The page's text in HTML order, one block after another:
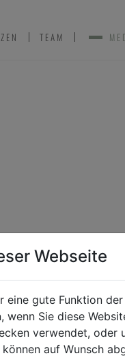
TEAM
Webseite
gute Funktion
Sie diese
verwendet, oder
auf Wunsch